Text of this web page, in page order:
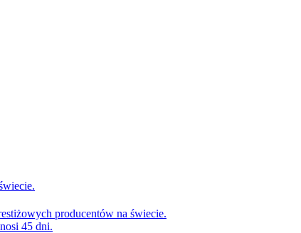
producentów na świecie.
45 dni.